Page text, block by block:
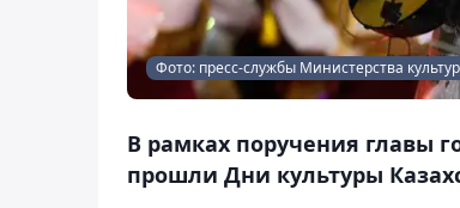
Фото: пресс-службы Министерства
В рамках поручения главы
прошли Дни культуры